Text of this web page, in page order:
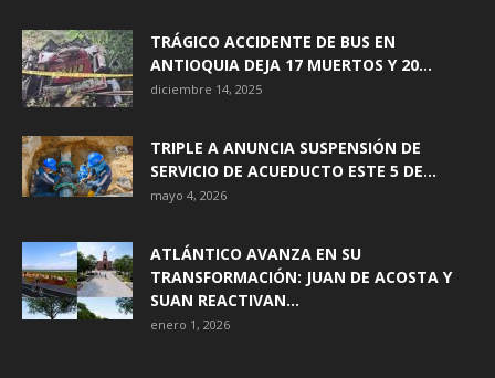
TRÁGICO ACCIDENTE DE BUS EN
ANTIOQUIA DEJA 17 MUERTOS Y 20...
diciembre 14, 2025
TRIPLE A ANUNCIA SUSPENSIÓN DE
SERVICIO DE ACUEDUCTO ESTE 5 DE...
mayo 4, 2026
ATLÁNTICO AVANZA EN SU
TRANSFORMACIÓN: JUAN DE ACOSTA Y
SUAN REACTIVAN...
enero 1, 2026